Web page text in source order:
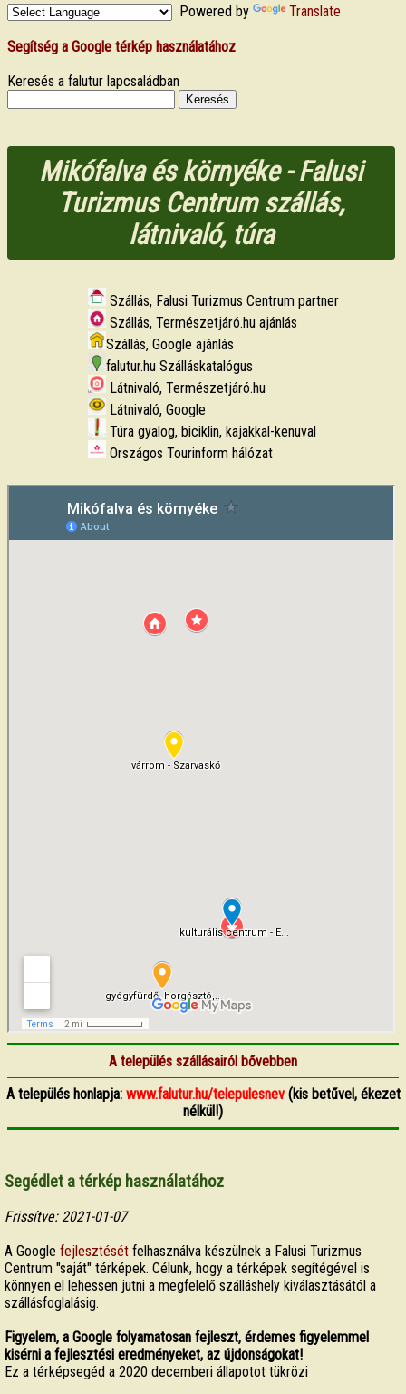
Powered by Translate
Segítség a Google térkép használatához
Keresés a falutur lapcsaládban
Mikófalva és környéke - Falusi
Turizmus Centrum szállás,
látnivaló, túra
Szállás, Falusi Turizmus Centrum partner
Szállás, Természetjáró.hu ajánlás
Szállás, Google ajánlás
falutur.hu Szálláskatalógus
Látnivaló, Természetjáró.hu
Látnivaló, Google
Túra gyalog, biciklin, kajakkal-kenuval
Országos Tourinform hálózat
A település szállásairól bővebben
A település honlapja: www.falutur.hu/telepulesnev(kis betűvel, ékezet
nélkül!)
Segédlet a térkép használatához
Frissítve: 2021-01-07
A Google fejlesztésétfelhasználva készülnek a Falusi Turizmus
Centrum "saját" térképek. Célunk, hogy a térképek segítégével is
könnyen el lehessen jutni a megfelelő szálláshely kiválasztásától a
szállásfoglalásig.
Figyelem, a Google folyamatosan fejleszt, érdemes figyelemmel
kisérni a fejlesztési eredményeket, az újdonságokat!
Ez a térképsegéd a 2020 decemberi állapotot tükrözi